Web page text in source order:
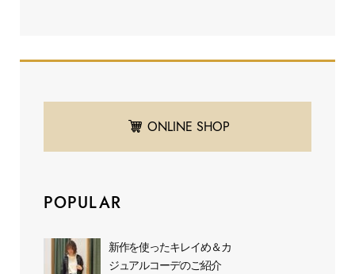
ONLINE SHOP
POPULAR
新作を使ったキレイめ＆カ
ジュアルコーデのご紹介